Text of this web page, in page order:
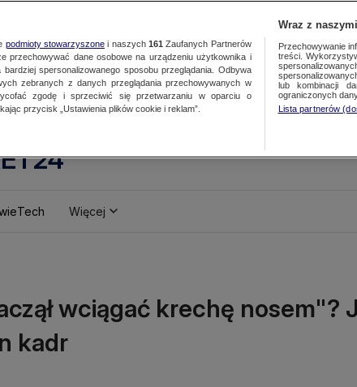
Tech Więcej
wciągać krechę nosem"?
kadr
podmioty stowarzyszonei naszych 161 Zaufanych Partnerów
przechowywać dane osobowe na urządzeniu użytkownika i
spersonalizowanego sposobu przeglądania. Odbywa
zebranych z danych przeglądania przechowywanych w
zgodę i sprzeciwić się przetwarzaniu w oparciu o
przycisk „Ustawienia plików cookie i reklam”.
Wraz z
Przechowywanie
treści.
lub kombinacji
ograniczonych
Lista partnerów